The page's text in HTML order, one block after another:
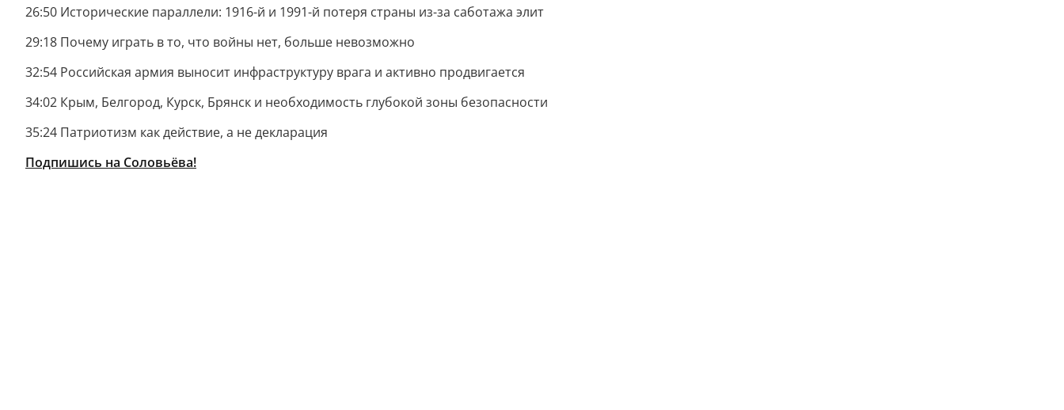
26:50 Исторические параллели: 1916-й и 1991-й потеря страны из-за саботажа элит
29:18 Почему играть в то, что войны нет, больше невозможно
32:54 Российская армия выносит инфраструктуру врага и активно продвигается
34:02 Крым, Белгород, Курск, Брянск и необходимость глубокой зоны безопасности
35:24 Патриотизм как действие, а не декларация
Подпишись на Соловьёва!